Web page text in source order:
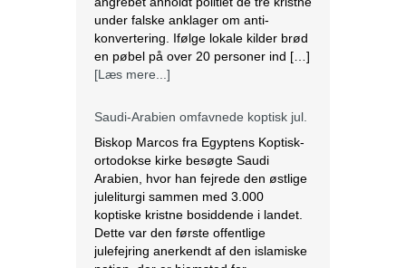
ortodokse kirke besøgte Saudi
Arabien, hvor han fejrede den østlige
juleliturgi sammen med 3.000
koptiske kristne bosiddende i landet.
Dette var den første offentlige
nation, der er hjemsted for
pilgrimsfærdsstederne Mekka og
Medina. Marcos besøgte Saudi
Arabien første gang i 2012 for at
hjælpe med at […]
[Læs mere...]
Lesbisk par i Costa Rica bliver viet
efter lovændring